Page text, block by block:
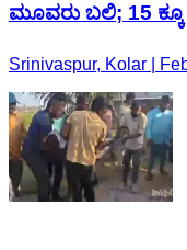
ಮೂವರು ಬಲಿ; 15
Srinivaspur, Kolar |